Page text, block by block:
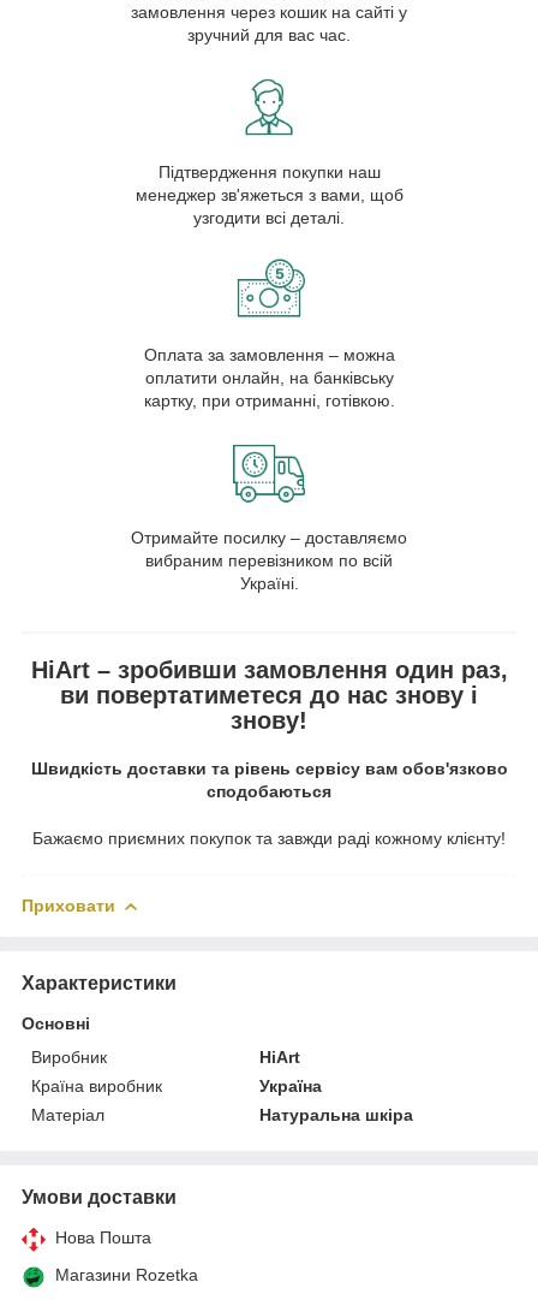
замовлення через кошик на сайті у
зручний для вас час.
Підтвердження покупки наш
менеджер зв'яжеться з вами, щоб
узгодити всі деталі.
Оплата за замовлення – можна
оплатити онлайн, на банківську
картку, при отриманні, готівкою.
Отримайте посилку – доставляємо
вибраним перевізником по всій
Україні.
HiArt – зробивши замовлення один раз,
ви повертатиметеся до нас знову і
знову!
Швидкість доставки та рівень сервісу вам обов'язково
сподобаються
Бажаємо приємних покупок та завжди раді кожному клієнту!
Приховати
Характеристики
Основні
Виробник
HiArt
Країна виробник
Україна
Матеріал
Натуральна шкіра
Умови доставки
Нова Пошта
Магазини Rozetka